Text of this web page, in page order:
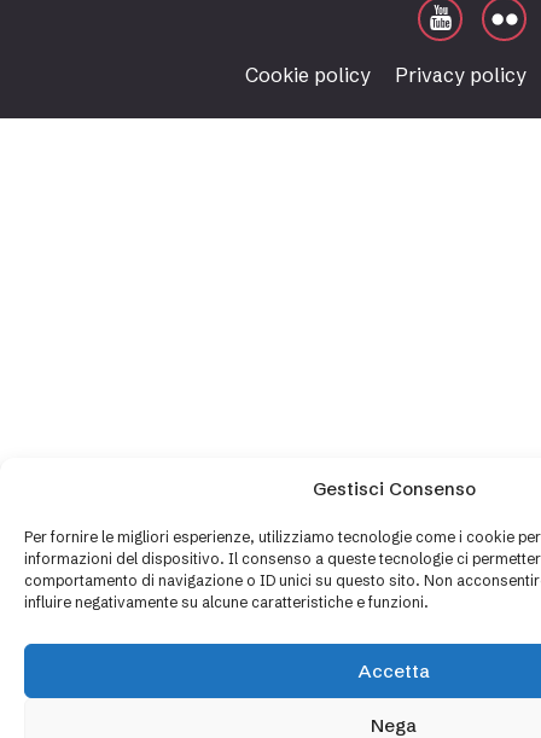
Gestisci Consenso
Per fornire le migliori esperienze, utilizziamo tecnologie come i cookie
informazioni del dispositivo. Il consenso a queste tecnologie ci
comportamento di navigazione o ID unici su questo sito. Non
influire negativamente su alcune caratteristiche e funzioni.
Accetta
Nega
Cookie policy Privacy policy